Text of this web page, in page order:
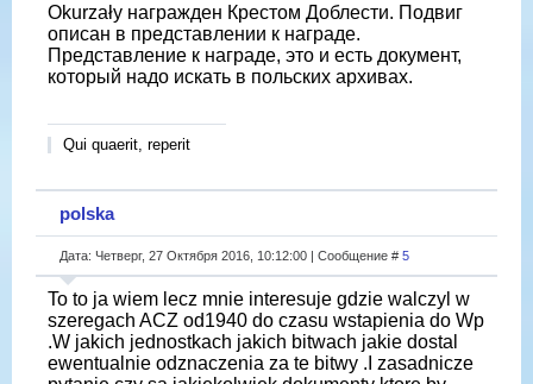
Okurzały награжден Крестом Доблести. Подвиг
описан в представлении к награде.
Представление к награде, это и есть документ,
который надо искать в польских архивах.
Qui quaerit, reperit
polska
Дата: Четверг, 27 Октября 2016, 10:12:00 | Сообщение # 5
To to ja wiem lecz mnie interesuje gdzie walczyl w
szeregach ACZ od1940 do czasu wstapienia do Wp
.W jakich jednostkach jakich bitwach jakie dostal
ewentualnie odznaczenia za te bitwy .I zasadnicze